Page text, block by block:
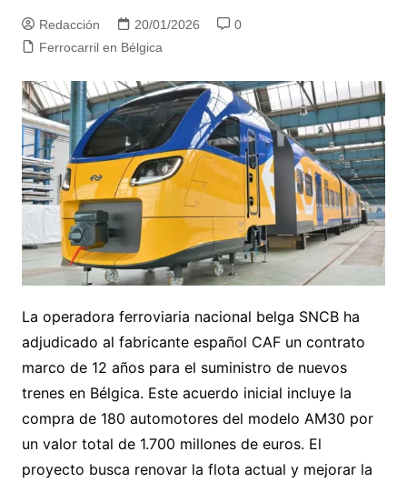
Redacción 20/01/2026
0
Ferrocarril en Bélgica
La operadora ferroviaria nacional belga SNCB ha
adjudicado al fabricante español CAF un contrato
marco de 12 años para el suministro de nuevos
trenes en Bélgica. Este acuerdo inicial incluye la
compra de 180 automotores del modelo AM30 por
un valor total de 1.700 millones de euros. El
proyecto busca renovar la flota actual y mejorar la